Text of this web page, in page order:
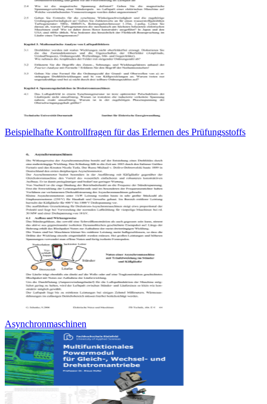
Beispielhafte Kontrollfragen für das Erlernen des Prüfungsstoffs
Asynchronmaschinen